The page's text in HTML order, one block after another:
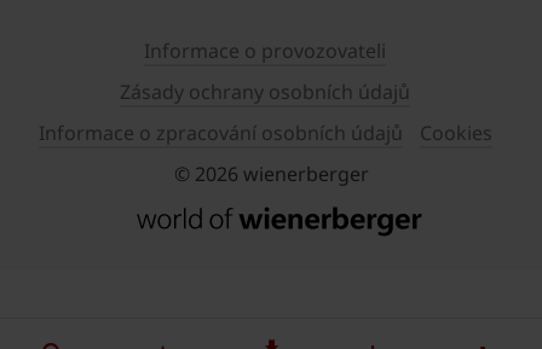
Informace o provozovateli
Zásady ochrany osobních údajů
Informace o zpracování osobních údajů
Cookies
© 2026 wienerberger